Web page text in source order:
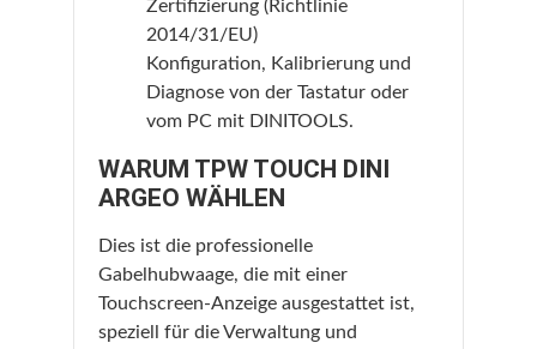
Zertifizierung (Richtlinie
2014/31/EU)
Konfiguration, Kalibrierung und
Diagnose von der Tastatur oder
vom PC mit DINITOOLS.
WARUM TPW TOUCH DINI
ARGEO WÄHLEN
Dies ist die professionelle
Gabelhubwaage, die mit einer
Touchscreen-Anzeige ausgestattet ist,
speziell für die Verwaltung und